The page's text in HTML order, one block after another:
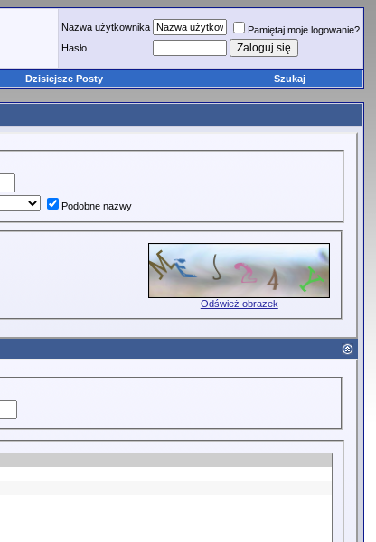
Nazwa użytkownika
Pamiętaj moje logowanie?
Hasło
Dzisiejsze Posty Szukaj
Podobne nazwy
Odśwież obrazek